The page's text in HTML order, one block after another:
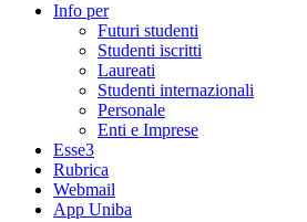
Info per
Futuri studenti
Studenti iscritti
Laureati
Studenti internazionali
Personale
Enti e Imprese
Esse3
Rubrica
Webmail
App Uniba